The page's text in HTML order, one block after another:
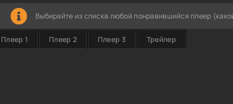
Выбирайте из списка любой понравившийся плеер
Плеер 1 Плеер 2 Плеер 3 Трейлер